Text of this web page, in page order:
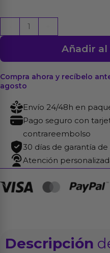
BL4CK08
C-
Body
Collar
Blackleatherlike
Talla
Única
Añadir
Compra ahora y recíbelo
agosto
Envío 24/48h en
Pago seguro con
contrareembolso
30 días de garantía de
Atención
Descripción